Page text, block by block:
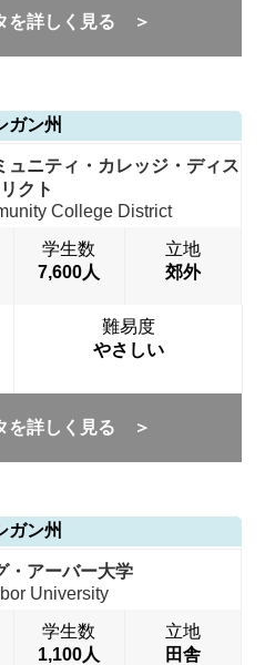
を詳しく見る ＞
ガン州
ュニティ・カレッジ・ディス
リクト
College District
学生数
7,600人
立地
郊外
難易度
やさしい
を詳しく見る ＞
ガン州
・アーバー大学
University
学生数
1,100人
立地
田舎